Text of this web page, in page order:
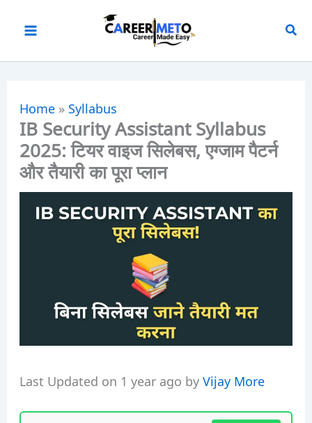
Home» Syllabus
IB Security Assistant Syllabus
2025: टियर वाइज सिलेबस, एग्जाम पैटर्न
और तैयारी का पूरा प्लान
Last Updated on 1 year ago byVijay More